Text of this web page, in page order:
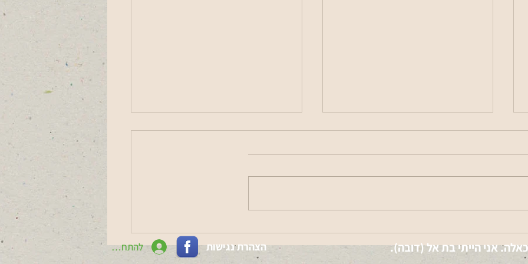
אני הייתי בת אל (דובה). הצהרת נגישות להתחברות